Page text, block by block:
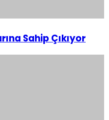
Sahip Çıkıyor